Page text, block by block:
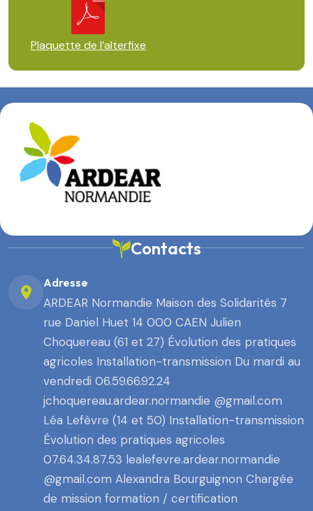
Plaquette de l’alterfixe
Contacts
Adresse
ARDEAR Normandie Maison des Solidarités 7
rue Daniel Huet 14 000 CAEN Julien
Choquereau (61 et 27) Évolution des pratiques
agricoles Installation-transmission Du mardi au
vendredi 06.59.66.92.24
jchoquereau.ardear.normandie @gmail.com
Léa Lefèvre (14 et 50) Installation-transmission
Évolution des pratiques agricoles
07.64.34.87.53 lealefevre.ardear.normandie
@gmail.com Alexandra Bourguignon Chargée
de mission formation / certification